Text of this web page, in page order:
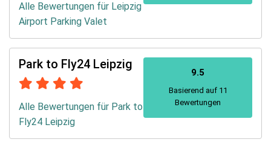
Alle Bewertungen für Leipzig
Airport Parking Valet
Park to Fly24 Leipzig
Alle Bewertungen für Park to
Fly24 Leipzig
9.5
Basierend auf 11
Bewertungen